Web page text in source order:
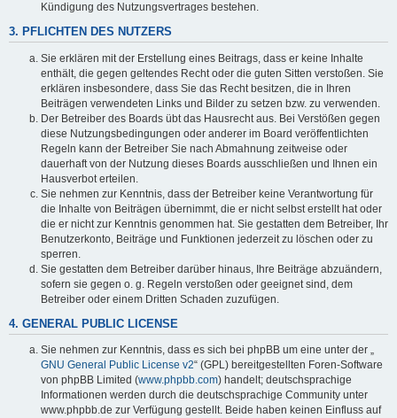
Kündigung des Nutzungsvertrages bestehen.
3. PFLICHTEN DES NUTZERS
Sie erklären mit der Erstellung eines Beitrags, dass er keine Inhalte
enthält, die gegen geltendes Recht oder die guten Sitten verstoßen. Sie
erklären insbesondere, dass Sie das Recht besitzen, die in Ihren
Beiträgen verwendeten Links und Bilder zu setzen bzw. zu verwenden.
Der Betreiber des Boards übt das Hausrecht aus. Bei Verstößen gegen
diese Nutzungsbedingungen oder anderer im Board veröffentlichten
Regeln kann der Betreiber Sie nach Abmahnung zeitweise oder
dauerhaft von der Nutzung dieses Boards ausschließen und Ihnen ein
Hausverbot erteilen.
Sie nehmen zur Kenntnis, dass der Betreiber keine Verantwortung für
die Inhalte von Beiträgen übernimmt, die er nicht selbst erstellt hat oder
die er nicht zur Kenntnis genommen hat. Sie gestatten dem Betreiber, Ihr
Benutzerkonto, Beiträge und Funktionen jederzeit zu löschen oder zu
sperren.
Sie gestatten dem Betreiber darüber hinaus, Ihre Beiträge abzuändern,
sofern sie gegen o. g. Regeln verstoßen oder geeignet sind, dem
Betreiber oder einem Dritten Schaden zuzufügen.
4. GENERAL PUBLIC LICENSE
Sie nehmen zur Kenntnis, dass es sich bei phpBB um eine unter der „
GNU General Public License v2“ (GPL) bereitgestellten Foren-Software
von phpBB Limited (www.phpbb.com) handelt; deutschsprachige
Informationen werden durch die deutschsprachige Community unter
www.phpbb.de zur Verfügung gestellt. Beide haben keinen Einfluss auf